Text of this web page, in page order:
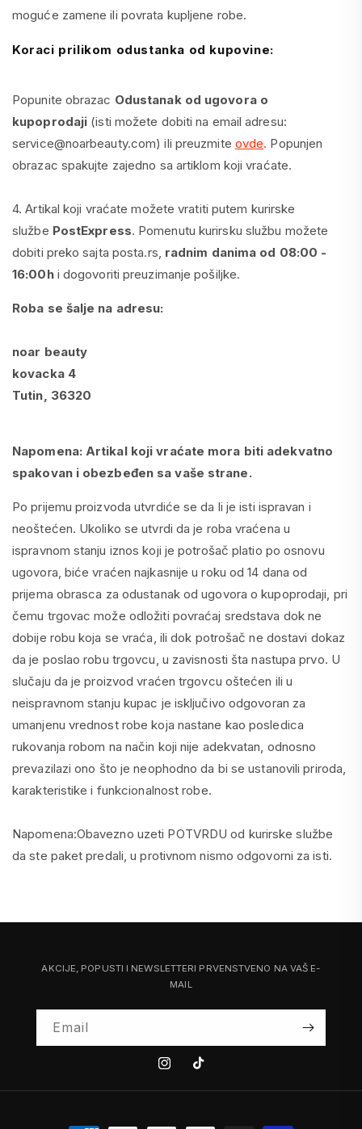
moguće zamene ili povrata kupljene robe.
Koraci prilikom odustanka od kupovine:
Popunite obrazac Odustanak od ugovora o
kupoprodaji (isti možete dobiti na email adresu:
service@noarbeauty.com) ili preuzmite ovde. Popunjen
obrazac spakujte zajedno sa artiklom koji vraćate.
4. Artikal koji vraćate možete vratiti putem kurirske
službe PostExpress. Pomenutu kurirsku službu možete
dobiti preko sajta posta.rs, radnim danima od 08:00 -
16:00h i dogovoriti preuzimanje pošiljke.
Roba se šalje na adresu:
noar beauty
kovacka 4
Tutin, 36320
Napomena: Artikal koji vraćate mora biti adekvatno
spakovan i obezbeđen sa vaše strane.
Po prijemu proizvoda utvrdiće se da li je isti ispravan i
neoštećen. Ukoliko se utvrdi da je roba vraćena u
ispravnom stanju iznos koji je potrošač platio po osnovu
ugovora, biće vraćen najkasnije u roku od 14 dana od
prijema obrasca za odustanak od ugovora o kupoprodaji, pri
čemu trgovac može odložiti povraćaj sredstava dok ne
dobije robu koja se vraća, ili dok potrošač ne dostavi dokaz
da je poslao robu trgovcu, u zavisnosti šta nastupa prvo. U
slučaju da je proizvod vraćen trgovcu oštećen ili u
neispravnom stanju kupac je isključivo odgovoran za
umanjenu vrednost robe koja nastane kao posledica
rukovanja robom na način koji nije adekvatan, odnosno
prevazilazi ono što je neophodno da bi se ustanovili priroda,
karakteristike i funkcionalnost robe.
Napomena:Obavezno uzeti POTVRDU od kurirske službe
da ste paket predali, u protivnom nismo odgovorni za isti.
AKCIJE, POPUSTI I NEWSLETTERI PRVENSTVENO NA VAŠ E-
MAIL
Email
InstagramTiktok